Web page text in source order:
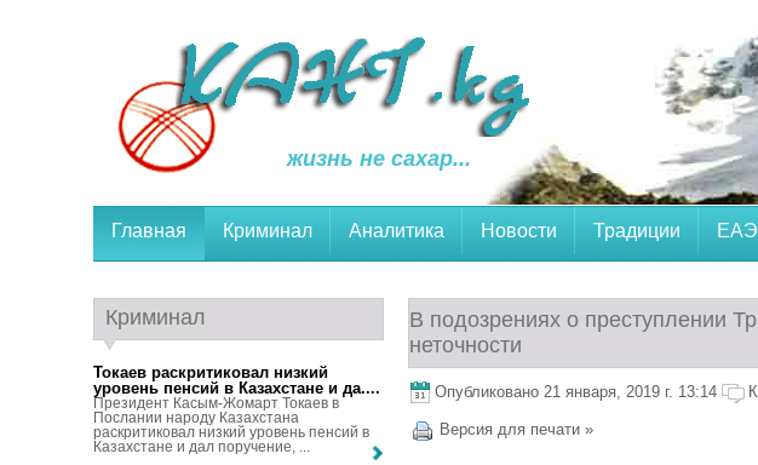
жизнь не сахар...
Главная Криминал Аналитика Новости Традиции
В подозрениях о преступлении
неточности
Опубликовано 21 января, 2019 г. 13:14
Версия для печати »
Криминал
Токаев раскритиковал низкий
уровень пенсий в Казахстане и да....
Президент Касым-Жомарт Токаев в
Послании народу Казахстана
раскритиковал низкий уровень пенсий в
Казахстане и дал поручение, ...